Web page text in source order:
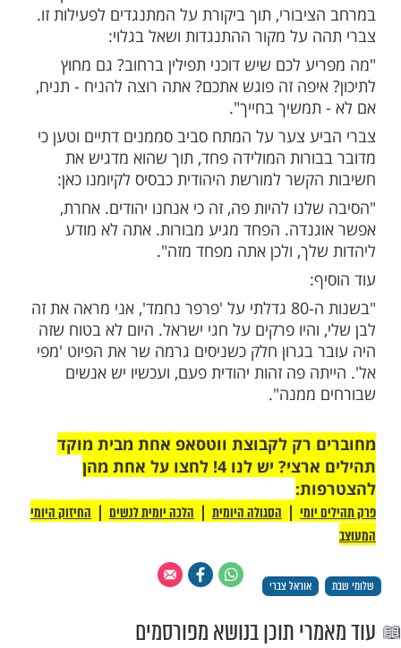
על הקפדתו עלהנחת תפיליןמדי יום,
אשפוזו שחיזקה אצלו את האמונה בכוחן
הציבור עבורו:
ומתחזק. אני לא יוצא מהבית בלי להניח
לפרופסור שאשתו הייתה מעריצה מאוד
תעשה לי טובה, תן לי עוד יום אחד להישאר
אחד להישאר במחלקה שלי, ומחר אנחנו
ליל הושענא רבא. זה היה הלילה שכל
כשאני נזכר בזה, אני בא לי לבכות.
המדינה כאילו התפללה בשבילי, כיוונו עליי".
וכוכב הרשת אוראל צברי הביע עמדה
לסוגיית הזהות היהודית והנחת תפילין
תוך ביקורת על המתנגדים לפעילות זו.
על מקור ההתנגדות ושאל בגלוי:
זה פוגש אתכם? אתה רוצה להניח - תניח,
בחייך".
צער על המתח סביב סממנים דתיים וטען כי
המולידה פחד, תוך שהוא מדגיש את
למורשת היהודית כבסיס לקיומנו כאן:
להיות פה, זה כי אנחנו יהודים. אחרת,
הפחד מגיע מבורות. אתה לא מודע